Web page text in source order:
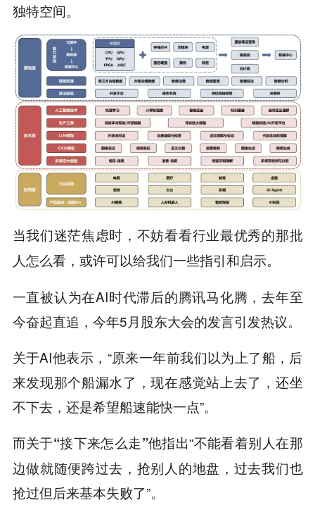
独特空间。
当我们迷茫焦虑时，不妨看看行业最优秀的那批
人怎么看，或许可以给我们一些指引和启示。
一直被认为在AI时代滞后的腾讯马化腾，去年至
今奋起直追，今年5月股东大会的发言引发热议。
关于AI他表示，“原来一年前我们以为上了船，后
来发现那个船漏水了，现在感觉站上去了，还坐
不下去，还是希望船速能快一点”。
而关于“接下来怎么走”他指出“不能看着别人在那
边做就随便跨过去，抢别人的地盘，过去我们也
抢过但后来基本失败了”。